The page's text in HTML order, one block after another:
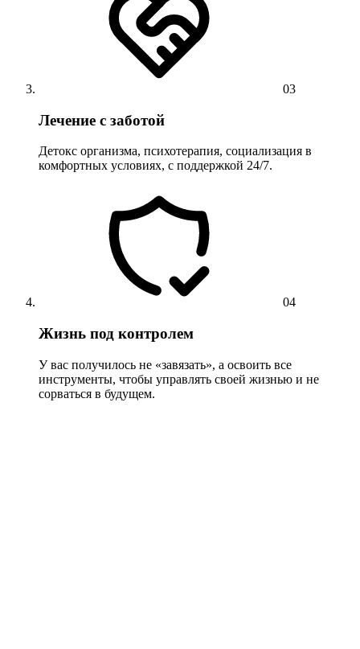
03
Лечение с заботой
Детокс организма, психотерапия, социализация в
комфортных условиях, с поддержкой 24/7.
04
Жизнь под контролем
У вас получилось не «завязать», а освоить все
инструменты, чтобы управлять своей жизнью и не
сорваться в будущем.